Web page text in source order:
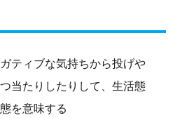
ティブな気持ちから投げや
当たりしたりして、生活態
を意味する